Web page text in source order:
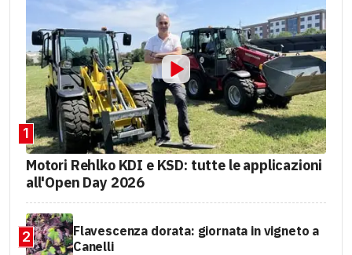
1
Motori Rehlko KDI e KSD: tutte le applicazioni
all'Open Day 2026
2
Flavescenza dorata: giornata in vigneto a
Canelli